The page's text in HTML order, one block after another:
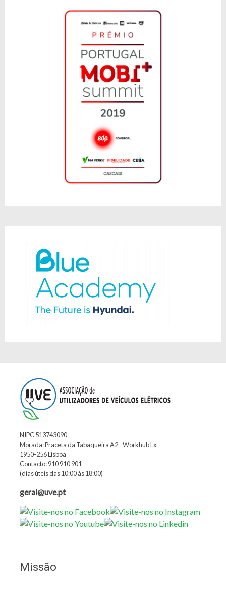
NIPC 513743090
Morada: Praceta da Tabaqueira A2 - Workhub Lx
1950-256 Lisboa
Contacto: 910 910 901
(dias úteis das 10:00 às 18:00)
geral@uve.pt
Missão